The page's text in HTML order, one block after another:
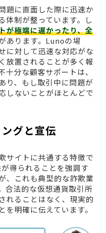
題に直面した際に迅速か
体制が整っています。し
が極端に遅かったり、全
あります。Lunoの場
に対して迅速な対応がな
放置されることが多く報
分な顧客サポートは、
り、もし取引中に問題が
しないことがほとんどで
グと宣伝
サイトに共通する特徴で
得られることを強調す
、これも典型的な詐欺業
合法的な仮想通貨取引所
れることはなく、現実的
明確に伝えています。